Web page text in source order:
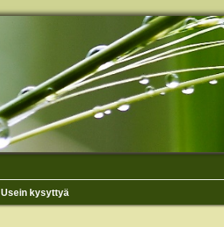
Usein kysyttyä